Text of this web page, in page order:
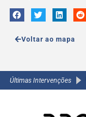
Voltar ao mapa
Últimas Intervenções